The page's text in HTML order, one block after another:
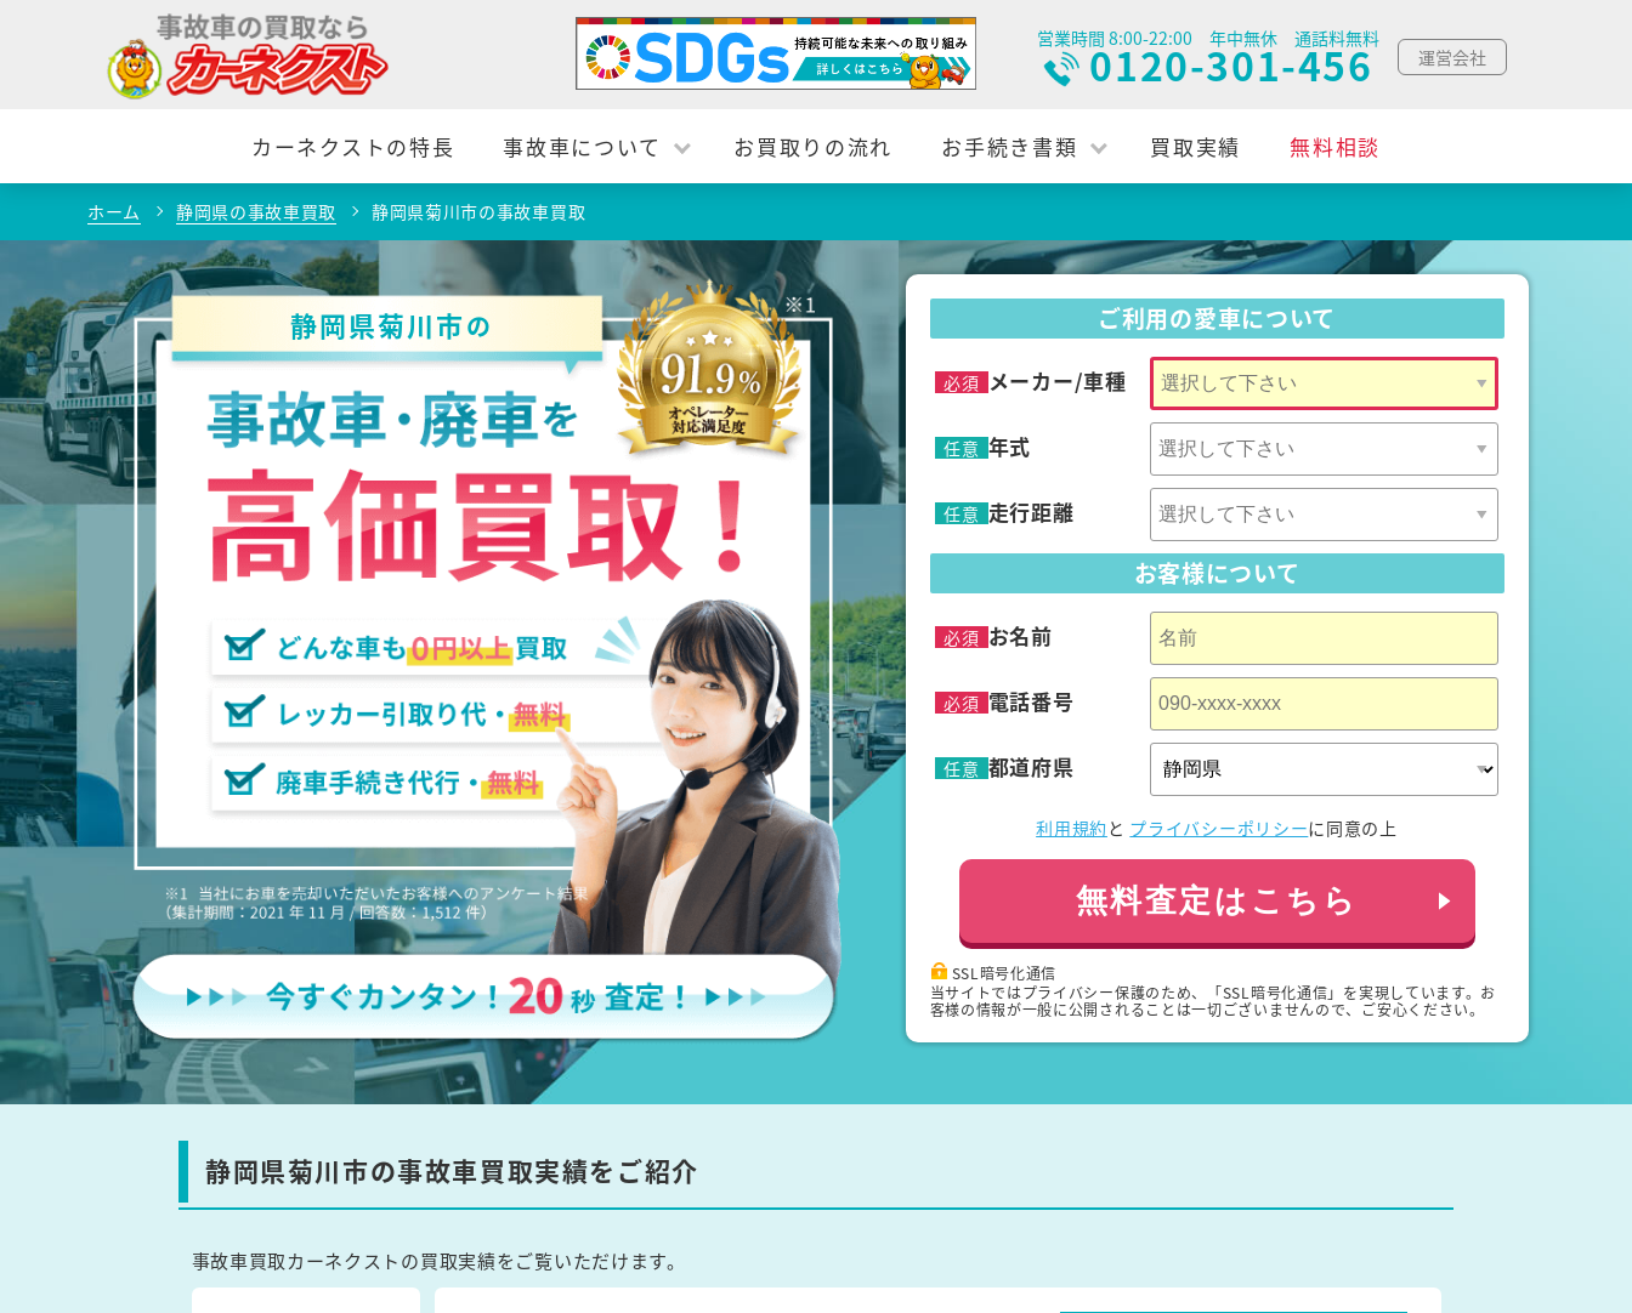
営業時間 8:00-22:00 年中無休 通話料無料
0120-301-456 運営会社
カーネクストの特長 事故車について お買取りの流れ お手続き書類 買取実績 無料相談
ホーム 静岡県の事故車買取 静岡県菊川市の事故車買取
静岡県菊川市の ご利用の愛車について
必須 メーカー/車種
任意 年式
任意 走行距離
お客様について
必須 お名前
必須 電話番号
任意 都道府県
利用規約 と プライバシーポリシーに同意の上
無料査定はこちら
SSL暗号化通信
当サイトではプライバシー保護のため、「SSL暗号化通信」を実現しています。お
客様の情報が一般に公開されることは一切ございませんので、ご安心ください。
静岡県菊川市の事故車買取実績をご紹介
事故車買取カーネクストの買取実績をご覧いただけます。